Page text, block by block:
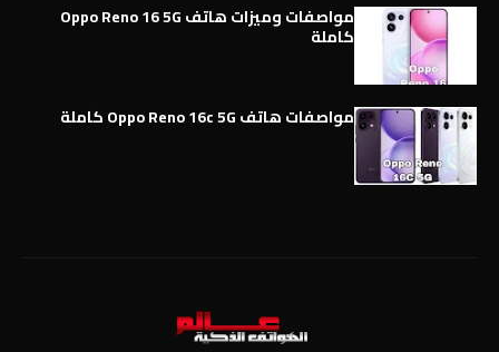
مواصفات وميزات هاتف Oppo Reno 16 5G
كاملة
مواصفات هاتف Oppo Reno 16c 5G كاملة